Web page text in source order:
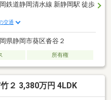
鉄道静岡清水線 新静岡駅 徒歩
交通
県静岡市葵区沓谷２
所有権
２ 3,380万円 4LDK